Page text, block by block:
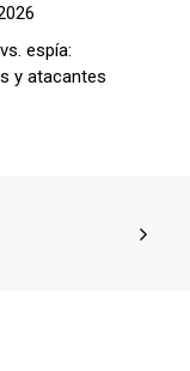
espía:
y atacantes